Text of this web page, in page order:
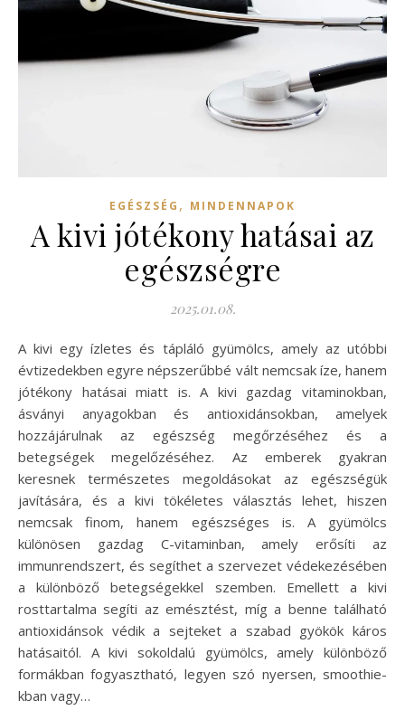
EGÉSZSÉG , MINDENNAPOK
A kivi jótékony hatásai az
egészségre
2025.01.08.
A kivi egy ízletes és tápláló gyümölcs, amely az utóbbi
évtizedekben egyre népszerűbbé vált nemcsak íze, hanem
jótékony hatásai miatt is. A kivi gazdag vitaminokban,
ásványi anyagokban és antioxidánsokban, amelyek
hozzájárulnak az egészség megőrzéséhez és a
betegségek megelőzéséhez. Az emberek gyakran
keresnek természetes megoldásokat az egészségük
javítására, és a kivi tökéletes választás lehet, hiszen
nemcsak finom, hanem egészséges is. A gyümölcs
különösen gazdag C-vitaminban, amely erősíti az
immunrendszert, és segíthet a szervezet védekezésében
a különböző betegségekkel szemben. Emellett a kivi
rosttartalma segíti az emésztést, míg a benne található
antioxidánsok védik a sejteket a szabad gyökök káros
hatásaitól. A kivi sokoldalú gyümölcs, amely különböző
formákban fogyasztható, legyen szó nyersen, smoothie-
kban vagy…